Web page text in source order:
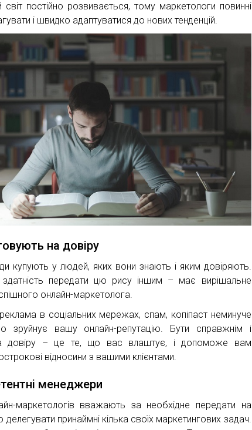
світ постійно розвивається, тому маркетологи повинні
і швидко адаптуватися до нових тенденцій.
на довіру
купують у людей, яких вони знають і яким довіряють.
здатність передати цю рису іншим – має вирішальне
онлайн-маркетолога.
в соціальних мережах, спам, копіпаст неминуче
зруйнує вашу онлайн-репутацію. Бути справжнім і
довіру – це те, що вас влаштує, і допоможе вам
відносини з вашими клієнтами.
менеджери
маркетологів вважають за необхідне передати на
делегувати принаймні кілька своїх маркетингових задач.